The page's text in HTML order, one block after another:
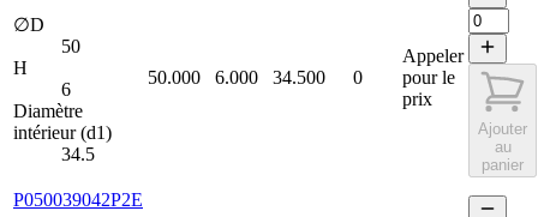
∅D
50
H
6
Diamètre
intérieur (d1)
34.5
50.000 6.000 34.500 0
Appeler
pour le
prix
Ajouter
au
panier
P050039042P2E